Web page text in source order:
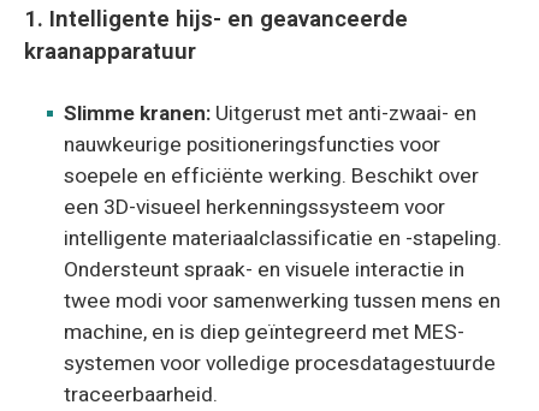
1. Intelligente hijs- en geavanceerde
kraanapparatuur
Slimme kranen: Uitgerust met anti-zwaai- en
nauwkeurige positioneringsfuncties voor
soepele en efficiënte werking. Beschikt over
een 3D-visueel herkenningssysteem voor
intelligente materiaalclassificatie en -stapeling.
Ondersteunt spraak- en visuele interactie in
twee modi voor samenwerking tussen mens en
machine, en is diep geïntegreerd met MES-
systemen voor volledige procesdatagestuurde
traceerbaarheid.